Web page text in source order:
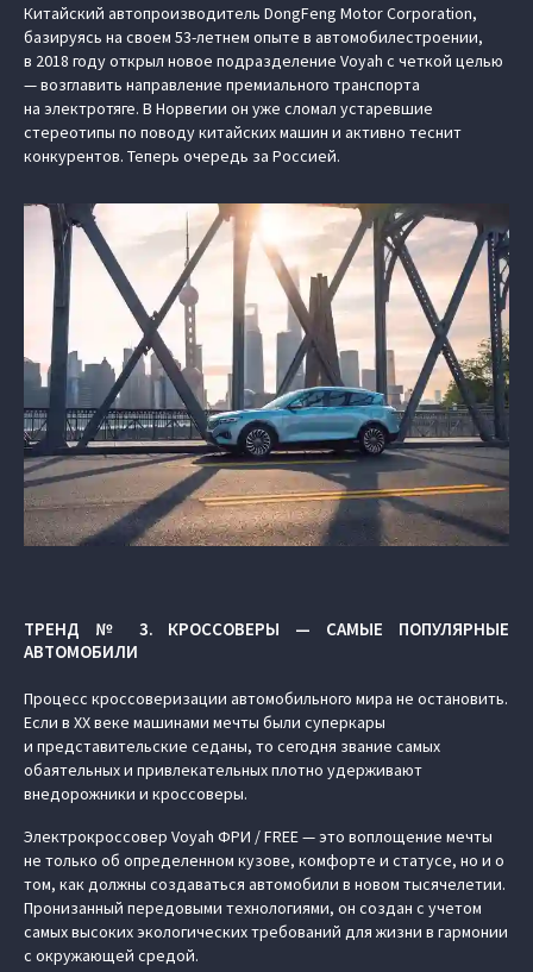
Китайский автопроизводитель DongFeng Motor Corporation,
базируясь на своем 53-летнем опыте в автомобилестроении,
в 2018 году открыл новое подразделение Voyah с четкой целью
— возглавить направление премиального транспорта
на электротяге. В Норвегии он уже сломал устаревшие
стереотипы по поводу китайских машин и активно теснит
конкурентов. Теперь очередь за Россией.
ТРЕНД № 3. КРОССОВЕРЫ — САМЫЕ ПОПУЛЯРНЫЕ
АВТОМОБИЛИ
Процесс кроссоверизации автомобильного мира не остановить.
Если в XX веке машинами мечты были суперкары
и представительские седаны, то сегодня звание самых
обаятельных и привлекательных плотно удерживают
внедорожники и кроссоверы.
Электрокроссовер Voyah ФРИ / FREE — это воплощение мечты
не только об определенном кузове, комфорте и статусе, но и о
том, как должны создаваться автомобили в новом тысячелетии.
Пронизанный передовыми технологиями, он создан с учетом
самых высоких экологических требований для жизни в гармонии
с окружающей средой.